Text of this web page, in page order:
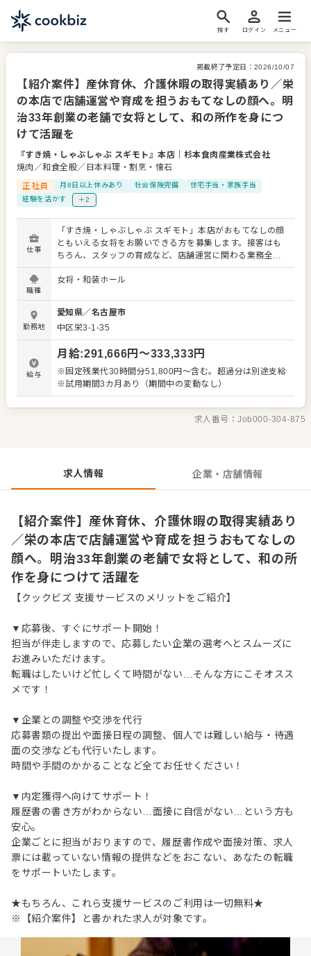
探す ログイン メニュー
掲載終了予定日： 2026/10/07
【紹介案件】産休育休、介護休暇の取得実績あり／栄
の本店で店舗運営や育成を担うおもてなしの顔へ。明
治33年創業の老舗で女将として、和の所作を身につ
けて活躍を
『すき焼・しゃぶしゃぶ スギモト』本店
杉本食肉産業株式会社
焼肉／和食全般／日本料理・割烹・懐石
正社員
月8日以上休みあり 社会保険完備
住宅手当・家族手当
経験を活かす
＋2
仕事
「すき焼・しゃぶしゃぶ スギモト」本店がおもてなしの顔
ともいえる女将をお願いできる方を募集します。接客はも
ちろん、スタッフの育成など、店舗運営に関わる業務全般
をお任せするため、自ら成長したいという意欲のある方に
最適な環境です。 和装での業務になるため、着物の所作な
ことから始め、店舗運営を支えてください。 ■職務詳細 ・
お客様のご案内、オーダー受付 ・配膳、片付け、レジ対応
など ・接客およびスタッフの育成 ・店舗運営に関わる業務
全般 明治33年創業の歴史と実績を持つ老舗企業のため、安
定した基盤の上で腰を据えて長く働ける環境です。安定性
に加え、新店舗の展開といった成長性も兼ね備えていま
す。充実した福利厚生や休日制度が整っており、仕事とプ
れます。産前・産後休暇、育児休暇、介護休暇の取得実績
（全社実績）もあり、安心して長くキャリアを築いていけ
職種
女将・和装ホール
勤務地
愛知県／名古屋市
中区栄3-1-35
給与
月給:291,666円〜333,333円
※固定残業代30時間分51,800円～含む。超過分は別途支給
※試用期間3カ月あり（期間中の変動なし）
求人番号：Job000-304-875
求人情報 企業・店舗情報
【紹介案件】産休育休、介護休暇の取得実績あり
／栄の本店で店舗運営や育成を担うおもてなしの
顔へ。明治33年創業の老舗で女将として、和の所
作を身につけて活躍を
【クックビズ 支援サービスのメリットをご紹介】
▼応募後、すぐにサポート開始！
担当が伴走しますので、応募したい企業の選考へとスムーズに
お進みいただけます。
転職はしたいけど忙しくて時間がない…そんな方にこそオスス
メです！
▼企業との調整や交渉を代行
応募書類の提出や面接日程の調整、個人では難しい給与・待遇
面の交渉なども代行いたします。
時間や手間のかかることなど全てお任せください！
▼内定獲得へ向けてサポート！
履歴書の書き方がわからない…面接に自信がない…という方も
安心。
企業ごとに担当がおりますので、履歴書作成や面接対策、求人
票には載っていない情報の提供などをおこない、あなたの転職
をサポートいたします。
★もちろん、これら支援サービスのご利用は一切無料★
※【紹介案件】と書かれた求人が対象です。